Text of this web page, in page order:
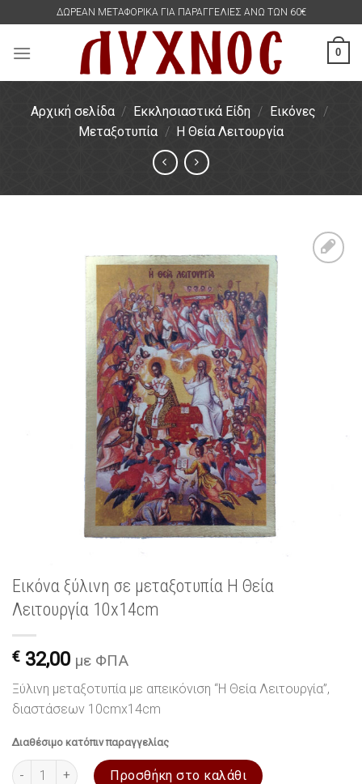
content
ΔΩΡΕΑΝ ΜΕΤΑΦΟΡΙΚΑ ΓΙΑ ΠΑΡΑΓΓΕΛΙΕΣ ΑΝΩ ΤΩΝ 60€
0
Αρχική σελίδα / Εκκλησιαστικά Είδη / Εικόνες /
Μεταξοτυπία / Η Θεία Λειτουργία
Εικόνα ξύλινη σε μεταξοτυπία Η Θεία
Λειτουργία 10x14cm
€ 32,00 με ΦΠΑ
Ξύλινη μεταξοτυπία με απεικόνιση “Η Θεία Λειτουργία”,
διαστάσεων 10cmx14cm
Διαθέσιμο κατόπιν παραγγελίας
Εικόνα ξύλινη σε μεταξοτυπία Η Θεία Λειτουργία 10x14cm
Προσθήκη στο καλάθι